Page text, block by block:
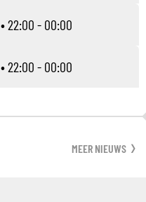
• 22:00 - 00:00
• 22:00 - 00:00
MEER NIEUWS